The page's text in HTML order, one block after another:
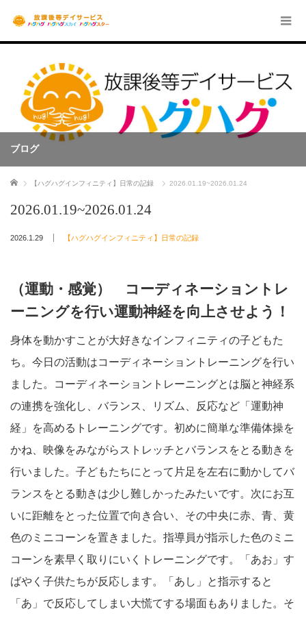
ブログ
ホーム 【ハグハグインフィニティ】日常の記録 2026.01.19~2026.01.24
2026.01.19~2026.01.24
2026.1.29 【ハグハグインフィニティ】日常の記録
（運動・感覚） コーディネーショントレ
ーニングを行い運動神経を向上させよう！
身体を動かすことが大好きなインフィニティの子どもた
ち。今日の活動はコーディネーショントレーニングを行い
ました。コーディネーショントレーニングとは脳と神経系
の連携を強化し、バランス、リズム、反応など「運動神
経」を高めるトレーニングです。初めに簡単な準備体操を
かね、映像をみながらストレッチとバランスをとる動きを
行いました。子どもたちにとって片足を左右に動かしてバ
ランスをとる動きは少し難しかったみたいです。次にお互
いに距離をとった位置で向き合い、その中央に赤、青、黄
色のミニコーンを置きました。指導員が指示した色のミニ
コーンを素早く取りにいくトレーニングです。「あお」す
ばやく子供たちが反応します。「あし」と指示すると
「あ」で反応してしまい大慌てする場面もありました。そ